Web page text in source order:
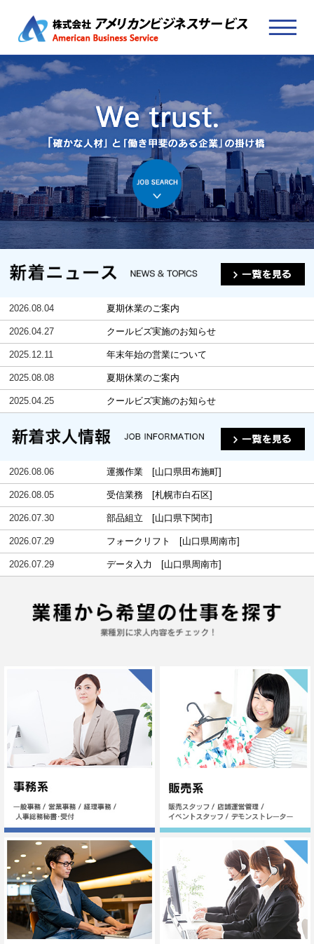
2026.08.04 夏期休業のご案内
2026.04.27 クールビズ実施のお知らせ
2025.12.11 年末年始の営業について
2025.08.08 夏期休業のご案内
2025.04.25 クールビズ実施のお知らせ
2026.08.06 運搬作業 [山口県田布施町]
2026.08.05 受信業務 [札幌市白石区]
2026.07.30 部品組立 [山口県下関市]
2026.07.29 フォークリフト [山口県周南市]
2026.07.29 データ入力 [山口県周南市]